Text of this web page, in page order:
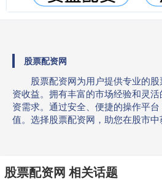
股票配资网
股票配资网为用户提供专业的
资收益。拥有丰富的市场经验和灵
资需求。通过安全、便捷的操作平
值。选择股票配资网，助您在股市中
股票配资网 相关话题